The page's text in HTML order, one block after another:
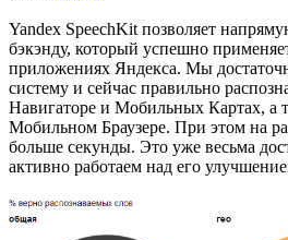
Yandex SpeechKit позволяет
бэкэнду, который успешно
приложениях Яндекса. Мы
систему и сейчас правильно
Навигаторе и Мобильных Картах, а
Мобильном Браузере. При этом на
больше секунды. Это уже весьма
активно работаем над его